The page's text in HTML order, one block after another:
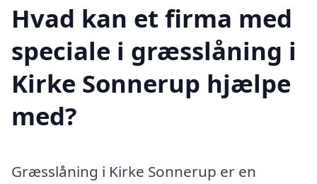
Hvad kan et firma med
speciale i græsslåning i
Kirke Sonnerup hjælpe
med?
Græsslåning i Kirke Sonnerup er en